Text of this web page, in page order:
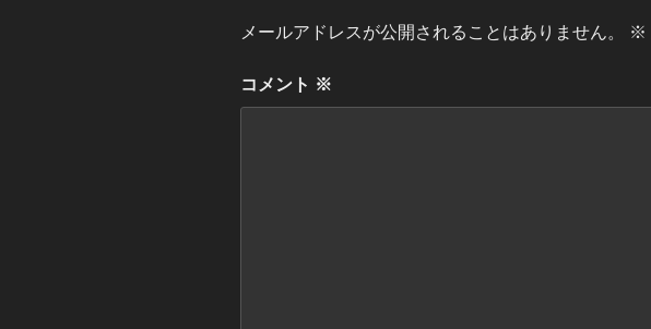
メールアドレスが公開されることはありません。 ※
コメント ※